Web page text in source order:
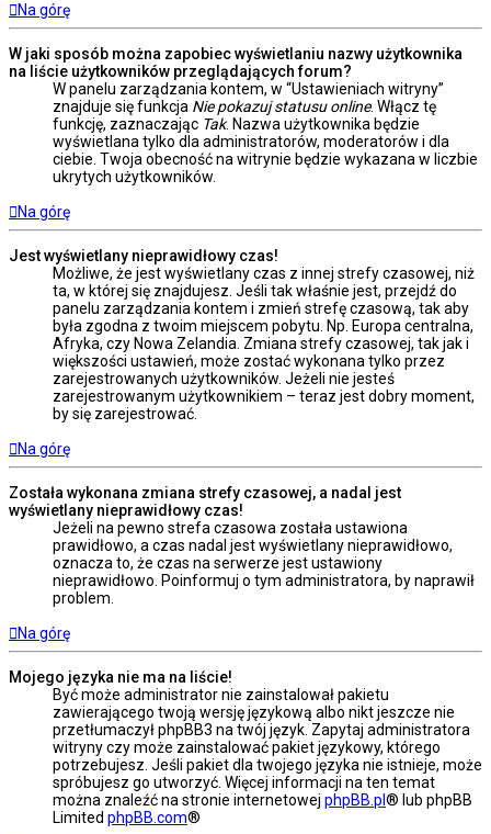
Na górę
W jaki sposób można zapobiec wyświetlaniu nazwy użytkownika
na liście użytkowników przeglądających forum?
W panelu zarządzania kontem, w “Ustawieniach witryny”
znajduje się funkcja Nie pokazuj statusu online. Włącz tę
funkcję, zaznaczając Tak. Nazwa użytkownika będzie
wyświetlana tylko dla administratorów, moderatorów i dla
ciebie. Twoja obecność na witrynie będzie wykazana w liczbie
ukrytych użytkowników.
Na górę
Jest wyświetlany nieprawidłowy czas!
Możliwe, że jest wyświetlany czas z innej strefy czasowej, niż
ta, w której się znajdujesz. Jeśli tak właśnie jest, przejdź do
panelu zarządzania kontem i zmień strefę czasową, tak aby
była zgodna z twoim miejscem pobytu. Np. Europa centralna,
Afryka, czy Nowa Zelandia. Zmiana strefy czasowej, tak jak i
większości ustawień, może zostać wykonana tylko przez
zarejestrowanych użytkowników. Jeżeli nie jesteś
zarejestrowanym użytkownikiem – teraz jest dobry moment,
by się zarejestrować.
Na górę
Została wykonana zmiana strefy czasowej, a nadal jest
wyświetlany nieprawidłowy czas!
Jeżeli na pewno strefa czasowa została ustawiona
prawidłowo, a czas nadal jest wyświetlany nieprawidłowo,
oznacza to, że czas na serwerze jest ustawiony
nieprawidłowo. Poinformuj o tym administratora, by naprawił
problem.
Na górę
Mojego języka nie ma na liście!
Być może administrator nie zainstalował pakietu
zawierającego twoją wersję językową albo nikt jeszcze nie
przetłumaczył phpBB3 na twój język. Zapytaj administratora
witryny czy może zainstalować pakiet językowy, którego
potrzebujesz. Jeśli pakiet dla twojego języka nie istnieje, może
spróbujesz go utworzyć. Więcej informacji na ten temat
można znaleźć na stronie internetowej phpBB.pl ® lub phpBB
Limited phpBB.com®